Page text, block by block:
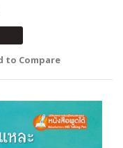
to Compare